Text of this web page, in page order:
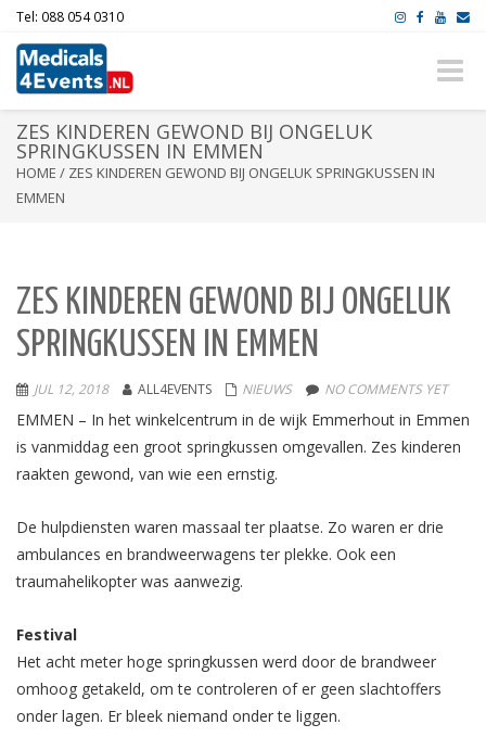
Tel: 088 054 0310
Toggle
ZES KINDEREN GEWOND BIJ ONGELUK
SPRINGKUSSEN IN EMMEN
HOME / ZES KINDEREN GEWOND BIJ ONGELUK SPRINGKUSSEN IN
EMMEN
ZES KINDEREN GEWOND BIJ ONGELUK
SPRINGKUSSEN IN EMMEN
JUL 12, 2018 ALL4EVENTS NIEUWS NO COMMENTS YET
EMMEN – In het winkelcentrum in de wijk Emmerhout in Emmen
is vanmiddag een groot springkussen omgevallen. Zes kinderen
raakten gewond, van wie een ernstig.
De hulpdiensten waren massaal ter plaatse. Zo waren er drie
ambulances en brandweerwagens ter plekke. Ook een
traumahelikopter was aanwezig.
Festival
Het acht meter hoge springkussen werd door de brandweer
omhoog getakeld, om te controleren of er geen slachtoffers
onder lagen. Er bleek niemand onder te liggen.